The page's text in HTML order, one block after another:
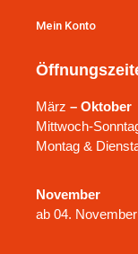
März – Oktober
Mittwoch-
Montag &
November
ab 04.
Mein Konto